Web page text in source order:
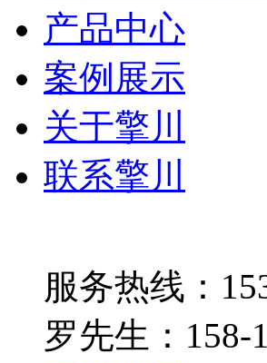
产品中心
案例展示
关于擎川
联系擎川
服务热线：
罗先生：158-